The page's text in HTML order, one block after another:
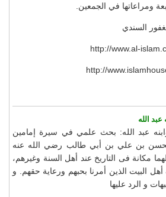
السندي
http://
عبد الله
عبد الله: بحث علمي في سيرة إمامين
بن علي بن أبي طالب رضي الله عنه
مكانة فى التاريخ عند أهل السنة وغيرهم،
البيت الذين أمرنا بحبهم ورعاية حقهم. و
و الرد عليها